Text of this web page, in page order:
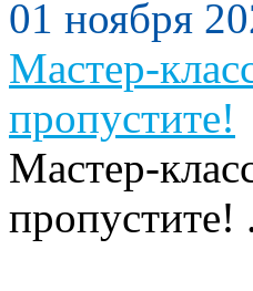
01 ноября
Мастер-
пропустите!
Мастер-
пропустите!